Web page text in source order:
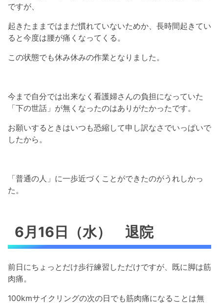
ですが、
起きたままではまだ慣れていないためか、長時間起きてい
ると今度は腰が痛くなってくる。
この状態でも休み休みの作業となりました。
今まで自分では出来なく看護婦さんの負担になっていた
「下の世話」が無くなったのはありがたかったです。
お願いするときはいつも恐縮して申し訳なさでいっぱいで
したから。
「普通の人」に一歩近づくことができたのがうれしかっ
た。
6月16日（水） 退院
前日にちょっとだけ歩行練習しただけですが、既に脚は筋
肉痛。
100kmサイクリングの次の日でも筋肉痛になることは無